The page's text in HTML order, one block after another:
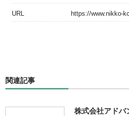
URL https://www.nikko-
関連記事
株式会社アドバ